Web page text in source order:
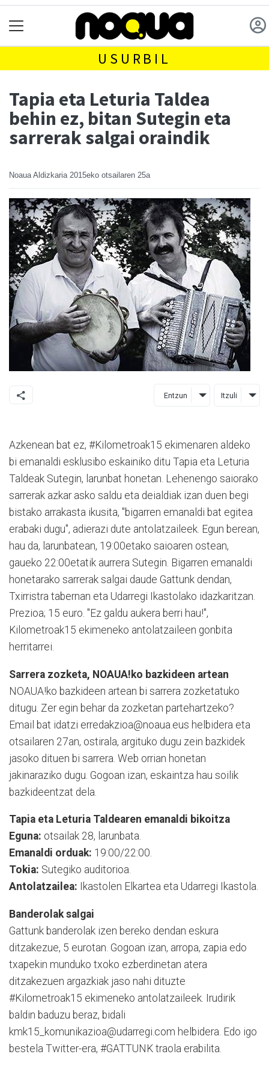
USURBIL
Tapia eta Leturia Taldea
behin ez, bitan Sutegin eta
sarrerak salgai oraindik
Noaua Aldizkaria 2015eko otsailaren 25a
Entzun Itzuli
Azkenean bat ez, #Kilometroak15 ekimenaren aldeko
bi emanaldi esklusibo eskainiko ditu Tapia eta Leturia
Taldeak Sutegin, larunbat honetan. Lehenengo saiorako
sarrerak azkar asko saldu eta deialdiak izan duen begi
bistako arrakasta ikusita, "bigarren emanaldi bat egitea
erabaki dugu", adierazi dute antolatzaileek. Egun berean,
hau da, larunbatean, 19:00etako saioaren ostean,
gaueko 22:00etatik aurrera Sutegin. Bigarren emanaldi
honetarako sarrerak salgai daude Gattunk dendan,
Txirristra tabernan eta Udarregi Ikastolako idazkaritzan.
Prezioa; 15 euro. "Ez galdu aukera berri hau!",
Kilometroak15 ekimeneko antolatzaileen gonbita
herritarrei.
Sarrera zozketa, NOAUA!ko bazkideen artean
NOAUA!ko bazkideen artean bi sarrera zozketatuko
ditugu. Zer egin behar da zozketan partehartzeko?
Email bat idatzi erredakzioa@noaua.eus helbidera eta
otsailaren 27an, ostirala, argituko dugu zein bazkidek
jasoko dituen bi sarrera. Web orrian honetan
jakinaraziko dugu. Gogoan izan, eskaintza hau soilik
bazkideentzat dela.
Tapia eta Leturia Taldearen emanaldi bikoitza
Eguna: otsailak 28, larunbata.
Emanaldi orduak: 19:00/22:00.
Tokia: Sutegiko auditorioa.
Antolatzailea: Ikastolen Elkartea eta Udarregi Ikastola.
Banderolak salgai
Gattunk banderolak izen bereko dendan eskura
ditzakezue, 5 eurotan. Gogoan izan, arropa, zapia edo
txapekin munduko txoko ezberdinetan atera
ditzakezuen argazkiak jaso nahi dituzte
#Kilometroak15 ekimeneko antolatzaileek. Irudirik
baldin baduzu beraz, bidali
kmk15_komunikazioa@udarregi.com helbidera. Edo igo
bestela Twitter-era, #GATTUNK traola erabilita.